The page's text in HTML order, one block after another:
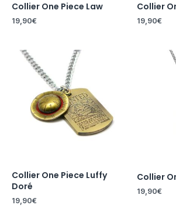
Collier One Piece Law
19,90€
Collier
19,90€
Collier One Piece Luffy
Doré
19,90€
Collier
19,90€